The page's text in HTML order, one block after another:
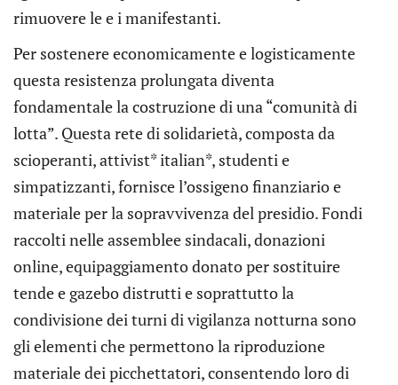
rimuovere le e i manifestanti.
Per sostenere economicamente e logisticamente
questa resistenza prolungata diventa
fondamentale la costruzione di una “comunità di
lotta”. Questa rete di solidarietà, composta da
scioperanti, attivist* italian*, studenti e
simpatizzanti, fornisce l’ossigeno finanziario e
materiale per la sopravvivenza del presidio. Fondi
raccolti nelle assemblee sindacali, donazioni
online, equipaggiamento donato per sostituire
tende e gazebo distrutti e soprattutto la
condivisione dei turni di vigilanza notturna sono
gli elementi che permettono la riproduzione
materiale dei picchettatori, consentendo loro di